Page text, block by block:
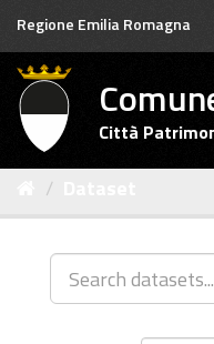
Salta
contenuto
Regione Emilia Romagna
Città